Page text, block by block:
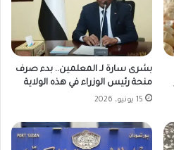
بشرى سارة لـ المعلمين.. بدء صرف
منحة رئيس الوزراء في هذه الولاية
15 يونيو، 2026